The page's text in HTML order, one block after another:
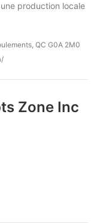
production locale
QC G0A 2M0
Zone Inc